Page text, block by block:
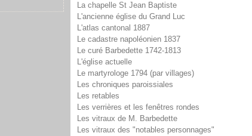
La chapelle St Jean Baptiste
L'ancienne église du Grand Luc
L'atlas cantonal 1887
Le cadastre napoléonien 1837
Le curé Barbedette 1742-1813
L'église actuelle
Le martyrologe 1794 (par villages)
Les chroniques paroissiales
Les retables
Les verrières et les fenêtres rondes
Les vitraux de M. Barbedette
Les vitraux des "notables personnages"